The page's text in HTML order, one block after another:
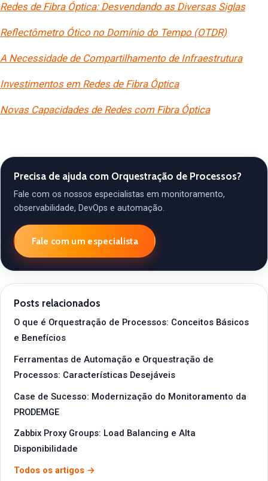
Redes de Fibra Óptica: Desvendando as Diversas Siglas
Reflectômetro Ótico no Domínio do Tempo (OTDR)
A Necessidade de Compartilhamento de Infraestrutura
Investimentos em Redes de Fibra Óptica
Novas Capacidades de Redes com Fibra Óptica
Precisa de ajuda com Orquestração de Processos?
Fale com os nossos especialistas em monitoramento,
observabilidade, DevOps e automação.
Fale com um especialista
Posts relacionados
O que é Orquestração de Processos: Conceitos Básicos
e Benefícios
Ferramentas de Automação e Orquestração de
Processos: Características Desejáveis
Case de Sucesso: Modernização do Monitoramento da
PRODEMGE
Zabbix Proxy Groups: Load Balancing e Alta
Disponibilidade
Todos os artigos →